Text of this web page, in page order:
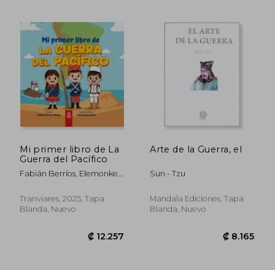
Mi primer libro de La
Guerra del Pacífico
Fabián Berríos, Elemonkey
Tranviares, 2025, Tapa
Blanda, Nuevo
Arte de la Guerra, el
Sun - Tzu
Mandala Ediciones, Tapa
Blanda, Nuevo